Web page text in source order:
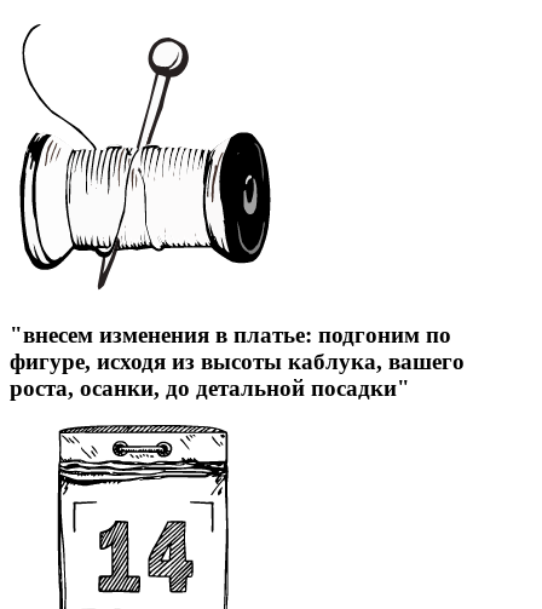
"внесем изменения в платье: подгоним по
фигуре, исходя из высоты каблука, вашего
роста, осанки, до детальной посадки"